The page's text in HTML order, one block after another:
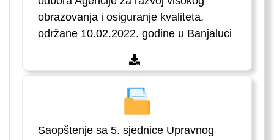
obrazovanja i osiguranje kvaliteta,
održane 10.02.2022. godine u Banjaluci
Saopštenje sa 5. sjednice Upravnog